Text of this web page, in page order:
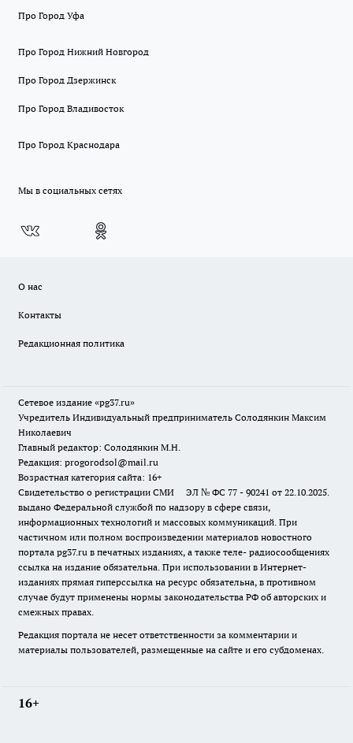
Про Город Уфа
Про Город Нижний Новгород
Про Город Дзержинск
Про Город Владивосток
Про Город Краснодара
Мы в социальных сетях
О нас
Контакты
Редакционная политика
Сетевое издание «pg37.ru»
Учредитель Индивидуальный предприниматель Солодянкин Максим
Николаевич
Главный редактор: Солодянкин М.Н.
Редакция: progorodsol@mail.ru
Возрастная категория сайта: 16+
Свидетельство о регистрации СМИ ЭЛ № ФС 77 - 90241 от 22.10.2025.
выдано Федеральной службой по надзору в сфере связи,
информационных технологий и массовых коммуникаций. При
частичном или полном воспроизведении материалов новостного
портала pg37.ru в печатных изданиях, а также теле- радиосообщениях
ссылка на издание обязательна. При использовании в Интернет-
изданиях прямая гиперссылка на ресурс обязательна, в противном
случае будут применены нормы законодательства РФ об авторских и
смежных правах.
Редакция портала не несет ответственности за комментарии и
материалы пользователей, размещенные на сайте и его субдоменах.
16+